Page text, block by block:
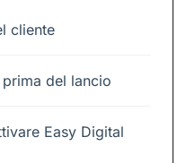
cliente
del lancio
Easy Digital